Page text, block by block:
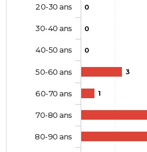
0
0
0
3
1
20-30 ans
30-40 ans
40-50 ans
50-60 ans
60-70 ans
70-80 ans
80-90 ans